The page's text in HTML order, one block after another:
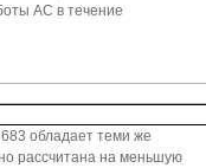
АС в течение
обладает теми же
рассчитана на меньшую